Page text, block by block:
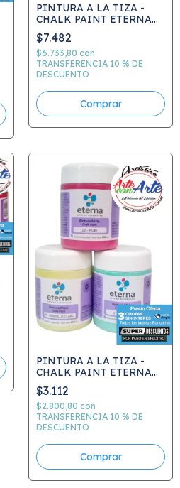
PINTURA A LA TIZA -
CHALK PAINT ETERNA
METAL 200ml x unidad -
VER CARTA COLORES -
ELEGIR COLOR
$7.482
$6.733,80 con
TRANSFERENCIA 10 % DE
DESCUENTO
Comprar
PINTURA A LA TIZA -
CHALK PAINT ETERNA
100 ml x unidad - - VER
CARTA COLORES -
ELEGIR COLOR
$3.112
$2.800,80 con
TRANSFERENCIA 10 % DE
DESCUENTO
Comprar